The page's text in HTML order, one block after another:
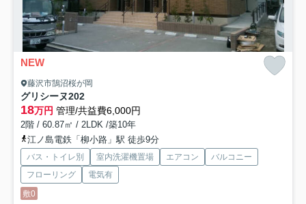
NEW
藤沢市鵠沼桜が岡
グリシーヌ202
18万円 管理/共益費6,000円
2階 / 60.87㎡ / 2LDK /築10年
江ノ島電鉄「柳小路」駅 徒歩9分
バス・トイレ別 室内洗濯機置場 エアコン
バルコニー
フローリング
電気有
敷0